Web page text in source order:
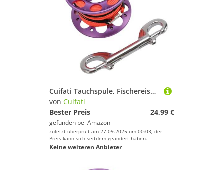
Cuifati Tauchspule, Fischereispule in Edelstahl Dual Double Extremity Multifunktionale Banden Widerstehen für Seebetriebe auf Dem Außenboot (violett)
von Cuifati
Bester Preis
24,99 €
gefunden bei Amazon
zuletzt überprüft am 27.09.2025 um 00:03; der
Preis kann sich seitdem geändert haben.
Keine weiteren Anbieter